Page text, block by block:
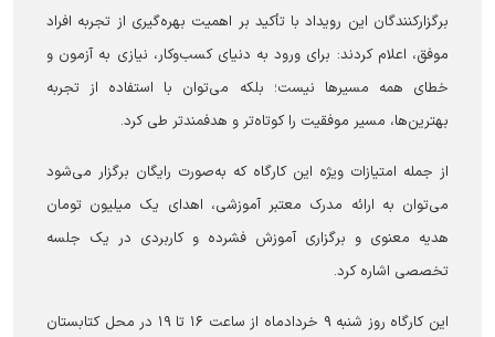
برگزارکنندگان این رویداد با تأکید بر اهمیت بهره‌گیری از تجربه افراد
موفق، اعلام کردند: برای ورود به دنیای کسب‌وکار، نیازی به آزمون و
خطای همه مسیر‌ها نیست؛ بلکه می‌توان با استفاده از تجربه
بهترین‌ها، مسیر موفقیت را کوتاه‌تر و هدفمندتر طی کرد.
از جمله امتیازات ویژه این کارگاه که به‌صورت رایگان برگزار می‌شود
می‌توان به ارائه مدرک معتبر آموزشی، اهدای یک میلیون تومان
هدیه معنوی و برگزاری آموزش فشرده و کاربردی در یک جلسه
تخصصی اشاره کرد.
این کارگاه روز شنبه ۹ خردادماه از ساعت ۱۶ تا ۱۹ در محل کتابستان